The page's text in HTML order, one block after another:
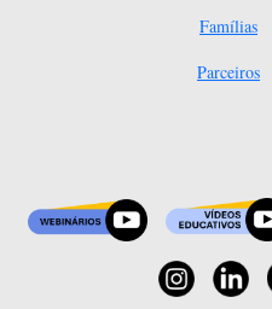
Famílias
Parceiros